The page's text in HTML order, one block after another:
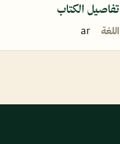
تفاصيل الكتاب
اللغة ar